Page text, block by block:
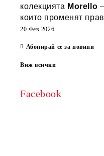
колекцията Morello
които променят
20 Фев 2026
Абонирай се за новини
Виж всички
Facebook